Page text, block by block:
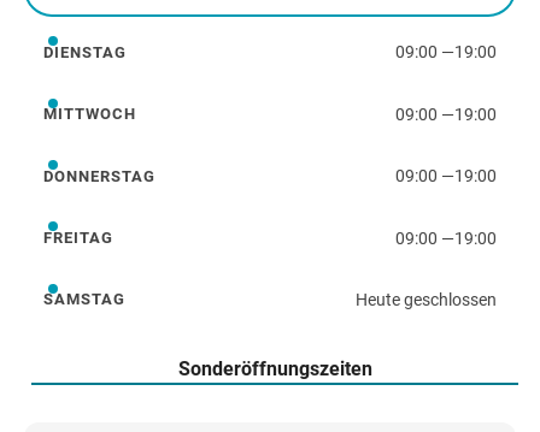
Dienstag
DIENSTAG 09:00 —19:00
Mittwoch
MITTWOCH 09:00 —19:00
Donnerstag
DONNERSTAG 09:00 —19:00
Freitag
FREITAG 09:00 —19:00
Samstag
SAMSTAG Heute geschlossen
Sonderöffnungszeiten